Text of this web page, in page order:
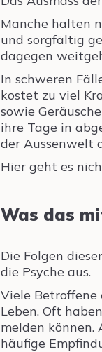
Manche halten
und sorgfältig
dagegen
In schweren
kostet zu viel
sowie
ihre Tage in
der Aussenwelt
Hier geht es
Was das
Die Folgen
die Psyche aus.
Viele Betroffene
Leben. Oft
melden können.
häufige